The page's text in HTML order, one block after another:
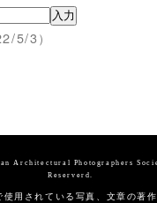
5/3）
Architectural Photographers
Reserverd.
使用されている写真、文章の著